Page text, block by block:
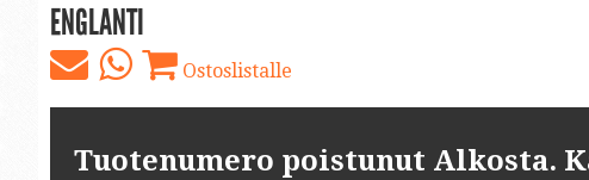
ENGLANTI
Ostoslistalle
Tuotenumero poistunut Alkosta.